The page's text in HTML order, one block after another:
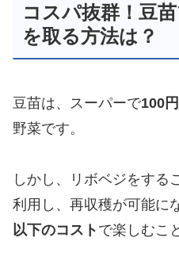
コスパ抜群！豆
を取る方法は？
豆苗は、スーパーで100
野菜です。
しかし、リボベジをする
利用し、再収穫が可能に
以下のコスト で楽しむこ